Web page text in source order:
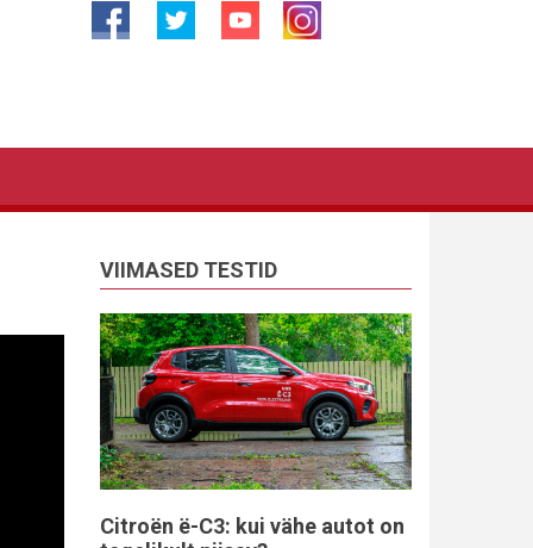
VIIMASED TESTID
Citroën ë-C3: kui vähe autot on